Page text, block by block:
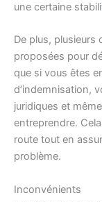
une certaine
De plus, plusieurs
proposées pour
que si vous êtes
d’indemnisation,
juridiques et
entreprendre.
route tout en
problème.
Inconvénients